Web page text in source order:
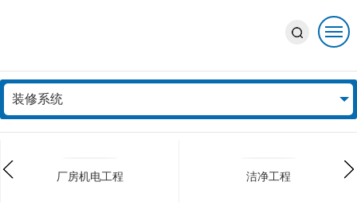
业务领域
BUSINESS AREA
装修系统
厂房机电工程 洁净工程